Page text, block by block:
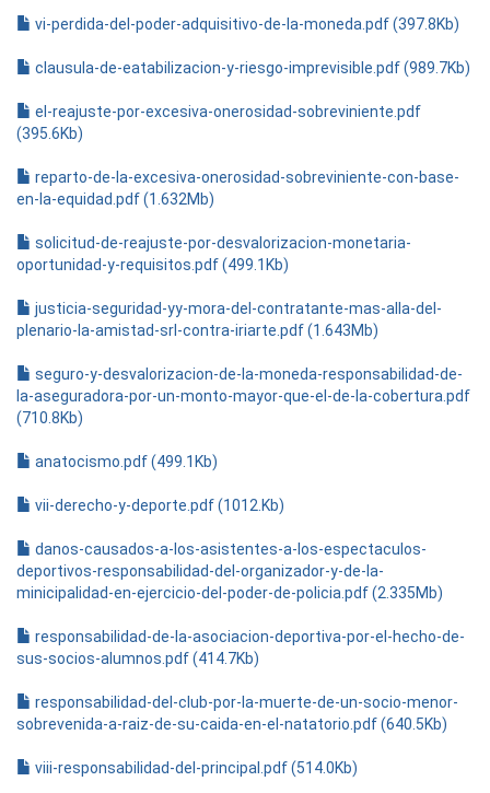
vi-perdida-del-poder-adquisitivo-de-la-moneda.pdf (397.8Kb)
clausula-de-eatabilizacion-y-riesgo-imprevisible.pdf (989.7Kb)
el-reajuste-por-excesiva-onerosidad-sobreviniente.pdf
(395.6Kb)
reparto-de-la-excesiva-onerosidad-sobreviniente-con-base-
en-la-equidad.pdf (1.632Mb)
solicitud-de-reajuste-por-desvalorizacion-monetaria-
oportunidad-y-requisitos.pdf (499.1Kb)
justicia-seguridad-yy-mora-del-contratante-mas-alla-del-
plenario-la-amistad-srl-contra-iriarte.pdf (1.643Mb)
seguro-y-desvalorizacion-de-la-moneda-responsabilidad-de-
la-aseguradora-por-un-monto-mayor-que-el-de-la-cobertura.pdf
(710.8Kb)
anatocismo.pdf (499.1Kb)
vii-derecho-y-deporte.pdf (1012.Kb)
danos-causados-a-los-asistentes-a-los-espectaculos-
deportivos-responsabilidad-del-organizador-y-de-la-
minicipalidad-en-ejercicio-del-poder-de-policia.pdf (2.335Mb)
responsabilidad-de-la-asociacion-deportiva-por-el-hecho-de-
sus-socios-alumnos.pdf (414.7Kb)
responsabilidad-del-club-por-la-muerte-de-un-socio-menor-
sobrevenida-a-raiz-de-su-caida-en-el-natatorio.pdf (640.5Kb)
viii-responsabilidad-del-principal.pdf (514.0Kb)